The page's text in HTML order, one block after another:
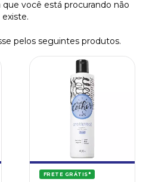
você está procurando não
existe.
pelos seguintes produtos.
FRETE GRÁTIS*